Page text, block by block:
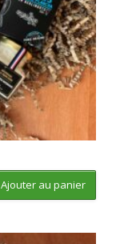
Ajouter au panier